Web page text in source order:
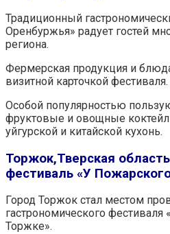
Традиционный
Оренбуржья» радует гостей
региона.
Фермерская продукция и
визитной карточкой фестиваля.
Особой популярностью
фруктовые и овощные
уйгурской и китайской кухонь.
Торжок,Тверская
фестиваль «У
Город Торжок стал местом
гастрономического
Торжке».